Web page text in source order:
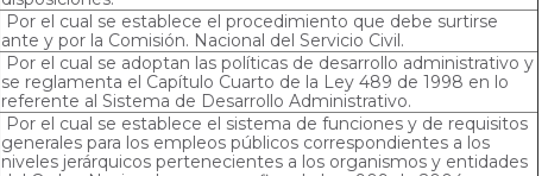
Por el cual se establece el procedimiento que debe surtirse
ante y por la Comisión. Nacional del Servicio Civil.
Por el cual se adoptan las políticas de desarrollo administrativo y
se reglamenta el Capítulo Cuarto de la Ley 489 de 1998 en lo
referente al Sistema de Desarrollo Administrativo.
Por el cual se establece el sistema de funciones y de requisitos
generales para los empleos públicos correspondientes a los
niveles jerárquicos pertenecientes a los organismos y entidades